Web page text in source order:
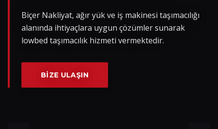
İletişim
Biçer Nakliyat, ağır yük ve iş makinesi taşımacılığı
alanında ihtiyaçlara uygun çözümler sunarak
lowbed taşımacılık hizmeti vermektedir.
BIZE ULAŞIN